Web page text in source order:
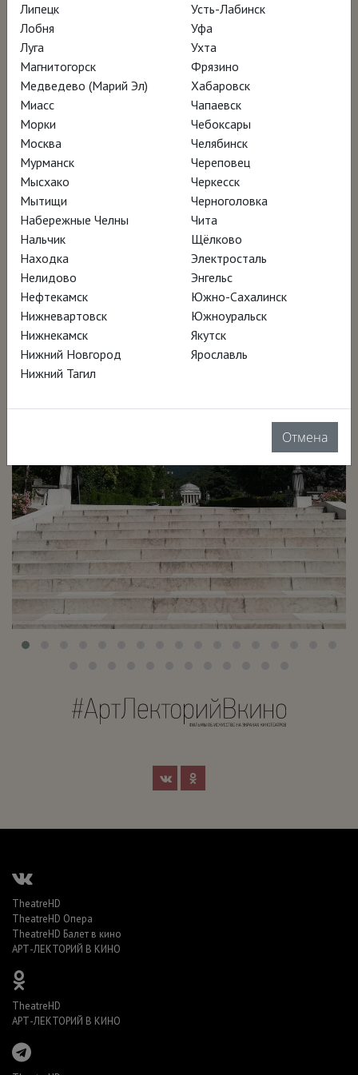
2019, Италия, 96 мин.
документальный фильм
Язык: итальянский
Перевод: русский закадровый перевод
РАСПИСАНИЕ
Возможно, все показы в вашем городе уже
закончились или еще будут.
TheatreHD
TheatreHD Опера
TheatreHD Балет в кино
АРТ-ЛЕКТОРИЙ В КИНО
TheatreHD
АРТ-ЛЕКТОРИЙ В КИНО
Липецк
Лобня
Луга
Магнитогорск
Медведево (Марий Эл)
Миасс
Морки
Москва
Мурманск
Мысхако
Мытищи
Набережные Челны
Нальчик
Находка
Нелидово
Нефтекамск
Нижневартовск
Нижнекамск
Нижний Новгород
Нижний Тагил
Усть-Лабинск
Уфа
Ухта
Фрязино
Хабаровск
Чапаевск
Чебоксары
Челябинск
Череповец
Черкесск
Черноголовка
Чита
Щёлково
Электросталь
Энгельс
Южно-Сахалинск
Южноуральск
Якутск
Ярославль
Отмена